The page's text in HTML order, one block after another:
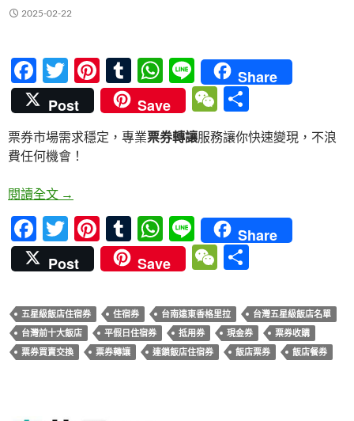
2025-02-22
F
ac
e
b
o
o
k
T
w
itt
er
Pi
nt
er
es
T
u
m
bl
W
h
at
s
p
Li
n
e
Share
Post
Save
W
e
C
享
票券市場需求穩定，專業票券轉讓服務讓你快速變現，不浪
費任何機會！
閱讀全文 台南遠東香格里拉住宿券收購懶人包，一次搞懂變
→
F
ac
e
b
o
o
T
w
itt
er
Pi
nt
er
es
t
T
u
m
bl
r
W
h
at
s
A
p
Li
n
e
Share
Post
Save
W
C
h
at
五星級飯店住宿券 住宿券 台南遠東香格里拉
台灣五星級飯店名單
台灣前十大飯店
平假日住宿券 抵用券 現金券
票券收購
票券買賣交換
票券轉讓 連鎖飯店住宿券 飯店票券 飯店餐券